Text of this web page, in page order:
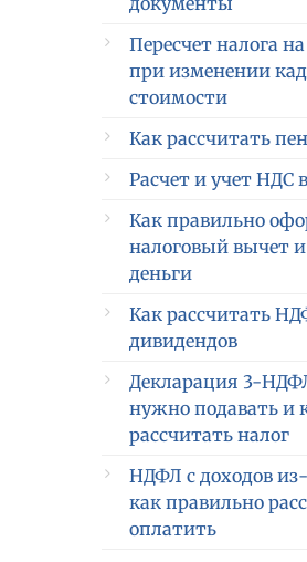
Пересчет налога
при изменении
стоимости
Как рассчитать
Расчет и учет НДС
Как правильно
налоговый вычет
деньги
Как рассчитать
дивидендов
Декларация 3-
нужно подавать и
рассчитать налог
НДФЛ с доходов
как правильно
оплатить